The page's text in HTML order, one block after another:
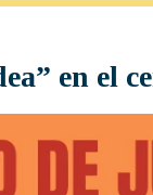
en el